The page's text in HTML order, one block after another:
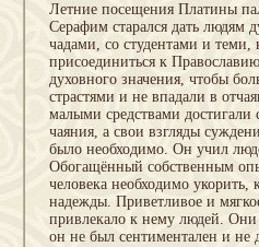
Летние посещения Платины
Серафим старался дать людям
чадами, со студентами и теми,
присоединиться к
духовного значения, чтобы
страстями и не впадали в
малыми средствами
чаяния, а свои взгляды
было необходимо. Он учил
Обогащённый собственным
человека необходимо
надежды. Приветливое и
привлекало к нему людей. Они
он не был сентиментален и не